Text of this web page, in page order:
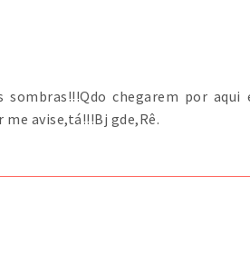
chegarem por aqui
avise,tá!!!Bj gde,Rê.